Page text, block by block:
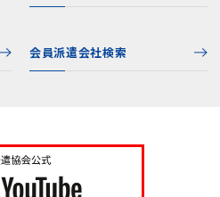
会員派遣会社検索